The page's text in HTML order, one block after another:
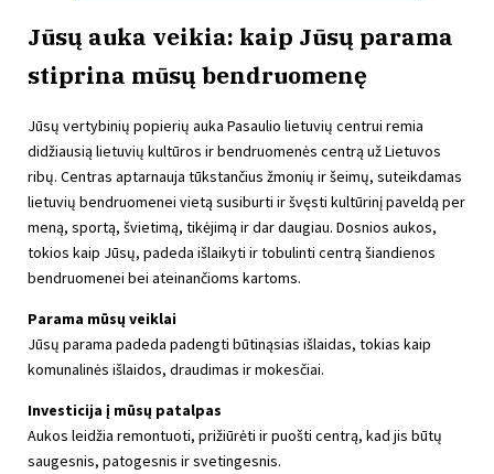
Jūsų auka veikia: kaip Jūsų parama
stiprina mūsų bendruomenę
Jūsų vertybinių popierių auka Pasaulio lietuvių centrui remia
didžiausią lietuvių kultūros ir bendruomenės centrą už Lietuvos
ribų. Centras aptarnauja tūkstančius žmonių ir šeimų, suteikdamas
lietuvių bendruomenei vietą susiburti ir švęsti kultūrinį paveldą per
meną, sportą, švietimą, tikėjimą ir dar daugiau. Dosnios aukos,
tokios kaip Jūsų, padeda išlaikyti ir tobulinti centrą šiandienos
bendruomenei bei ateinančioms kartoms.
Parama mūsų veiklai
Jūsų parama padeda padengti būtinąsias išlaidas, tokias kaip
komunalinės išlaidos, draudimas ir mokesčiai.
Investicija į mūsų patalpas
Aukos leidžia remontuoti, prižiūrėti ir puošti centrą, kad jis būtų
saugesnis, patogesnis ir svetingesnis.